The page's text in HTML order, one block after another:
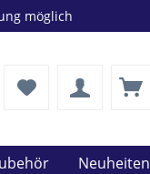
möglich
Neuheiten